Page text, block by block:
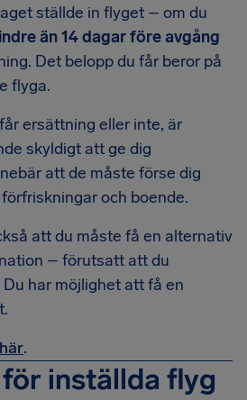
ställde in flyget – om du
än 14 dagar före avgång
Det belopp du får beror på
flyga.
ersättning eller inte, är
skyldigt att ge dig
att de måste förse dig
och boende.
att du måste få en alternativ
– förutsatt att du
har möjlighet att få en
här.
inställda flyg